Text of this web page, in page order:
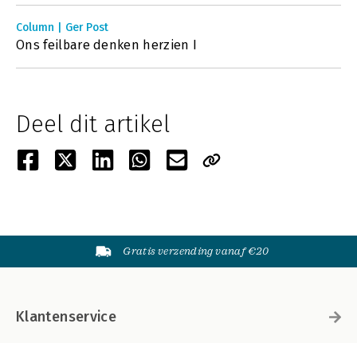
Column | Ger Post
Ons feilbare denken herzien I
Deel dit artikel
Gratis verzending vanaf €20
Klantenservice